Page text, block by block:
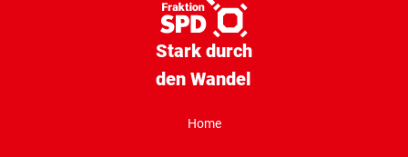
Stark durch
den Wandel
Home